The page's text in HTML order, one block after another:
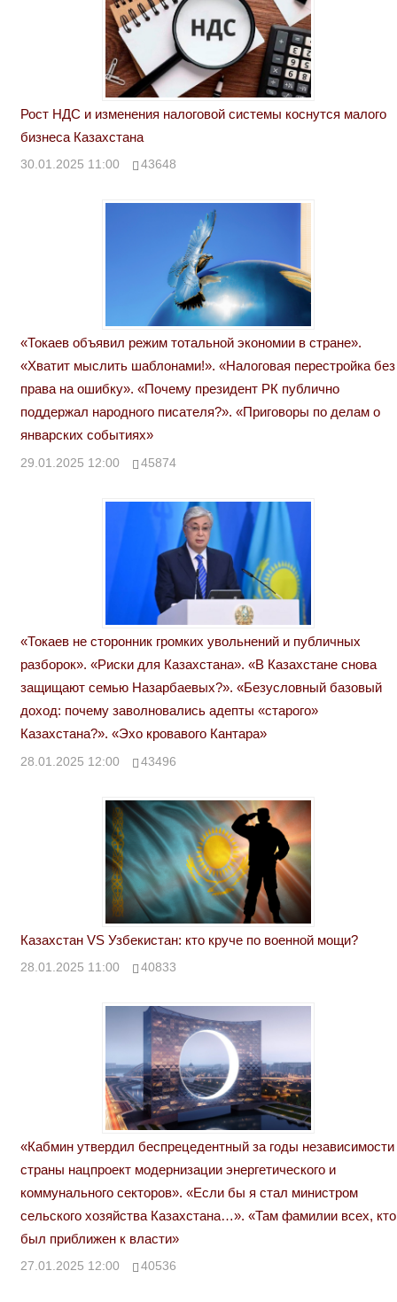
Рост НДС и изменения налоговой системы коснутся малого
бизнеса Казахстана
30.01.2025 11:00 43648
«Токаев объявил режим тотальной экономии в стране».
«Хватит мыслить шаблонами!». «Налоговая перестройка без
права на ошибку». «Почему президент РК публично
поддержал народного писателя?». «Приговоры по делам о
январских событиях»
29.01.2025 12:00 45874
«Токаев не сторонник громких увольнений и публичных
разборок». «Риски для Казахстана». «В Казахстане снова
защищают семью Назарбаевых?». «Безусловный базовый
доход: почему заволновались адепты «старого»
Казахстана?». «Эхо кровавого Кантара»
28.01.2025 12:00 43496
Казахстан VS Узбекистан: кто круче по военной мощи?
28.01.2025 11:00 40833
«Кабмин утвердил беспрецедентный за годы независимости
страны нацпроект модернизации энергетического и
коммунального секторов». «Если бы я стал министром
сельского хозяйства Казахстана…». «Там фамилии всех, кто
был приближен к власти»
27.01.2025 12:00 40536